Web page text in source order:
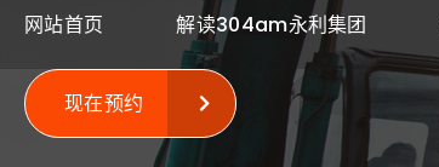
网站首页 解读304am永利集团
现在预约